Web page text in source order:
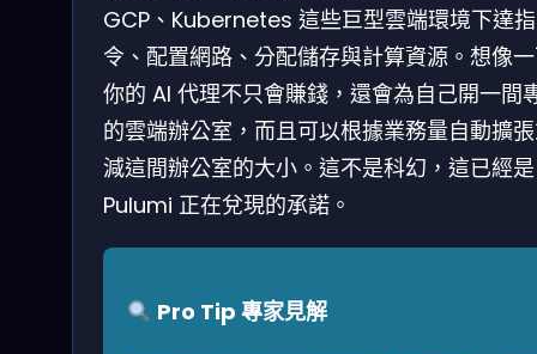
GCP、Kubernetes 這些巨型雲端環境下達指
令、配置網路、分配儲存與計算資源。想像
你的 AI 代理不只會賺錢，還會為自己開一間
的雲端辦公室，而且可以根據業務量自動擴
減這間辦公室的大小。這不是科幻，這已經是
Pulumi 正在兌現的承諾。
Pro Tip 專家見解